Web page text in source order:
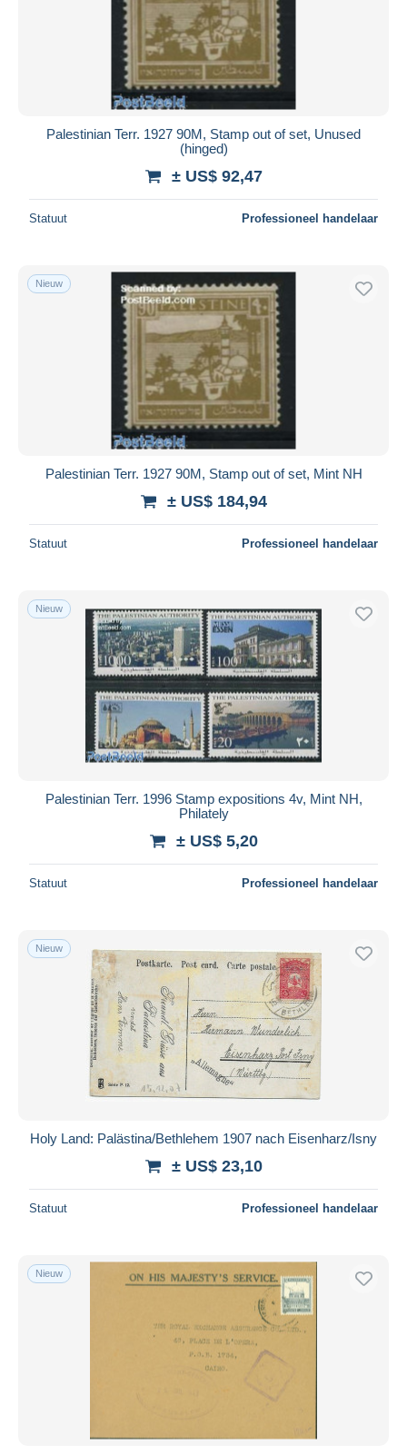
Palestinian Terr. 1927 90M, Stamp out of set, Unused
(hinged)
± US$ 92,47
Statuut Professioneel handelaar
Nieuw
Palestinian Terr. 1927 90M, Stamp out of set, Mint NH
± US$ 184,94
Statuut Professioneel handelaar
Nieuw
Palestinian Terr. 1996 Stamp expositions 4v, Mint NH,
Philately
± US$ 5,20
Statuut Professioneel handelaar
Nieuw
Holy Land: Palästina/Bethlehem 1907 nach Eisenharz/Isny
± US$ 23,10
Statuut Professioneel handelaar
Nieuw